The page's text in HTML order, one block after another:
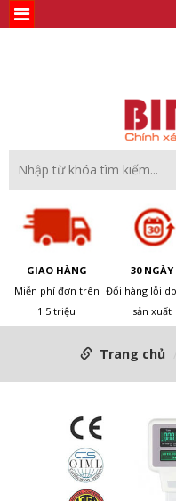
GIAO HÀNG
Miễn phí đơn trên
1.5 triệu
30 NGÀY
Đổi hàng lỗi
sản xuất
Trang chủ